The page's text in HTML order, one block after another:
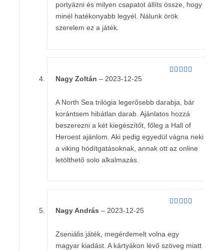
portyázni és milyen csapatot állíts össze, hogy
minél hatékonyabb legyél. Nálunk örök
szerelem ez a játék.
Nagy Zoltán– 2023-12-25
A North Sea trilógia legerősebb darabja, bár
korántsem hibátlan darab. Ajánlatos hozzá
beszerezni a két kiegészítőt, főleg a Hall of
Heroest ajánlom. Aki pedig egyedül vágna neki
a viking hódítgatásoknak, annak ott az online
letölthető solo alkalmazás.
Nagy András– 2023-12-25
Zseniális játék, megérdemelt volna egy
magyar kiadást. A kártyákon lévő szöveg miatt